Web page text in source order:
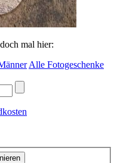
mal hier:
Alle Fotogeschenke